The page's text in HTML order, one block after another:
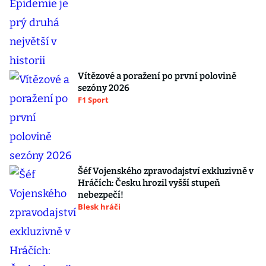
Vítězové a poražení po první polovině
sezóny 2026
F1 Sport
Šéf Vojenského zpravodajství exkluzivně v
Hráčích: Česku hrozil vyšší stupeň
nebezpečí!
Blesk hráči